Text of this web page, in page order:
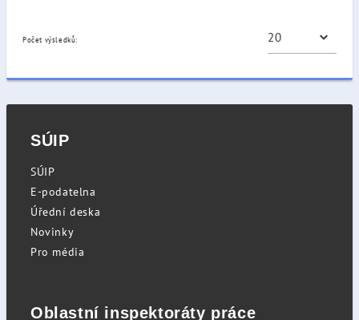
Počet výsledků:
SÚIP
SÚIP
E-podatelna
Úřední deska
Novinky
Pro média
Oblastní inspektoráty práce